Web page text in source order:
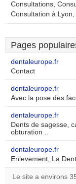
Consultations,
Consultation à
Pages
dentaleurope.fr
Contact
dentaleurope.fr
Avec la pose des
dentaleurope.fr
Dents de sagesse,
obturation ..
dentaleurope.fr
Enlevement, La
Le site a environs